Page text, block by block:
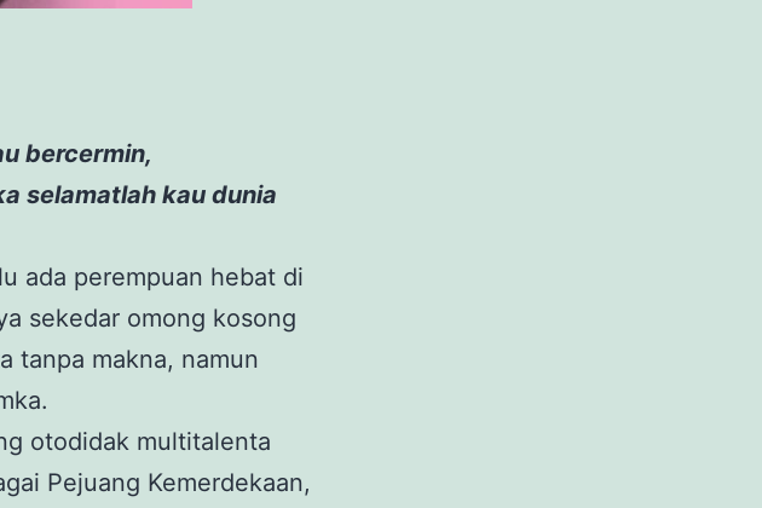
bercermin,
selamatlah kau dunia
ada perempuan hebat di
sekedar omong kosong
tanpa makna, namun
otodidak multitalenta
Pejuang Kemerdekaan,